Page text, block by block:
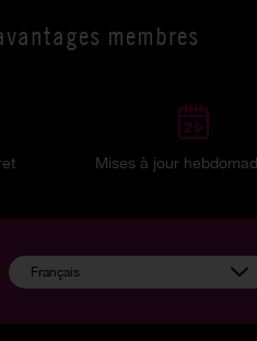
membres
Mises à jour
Français